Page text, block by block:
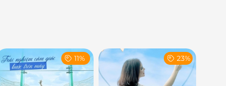
11% 23%